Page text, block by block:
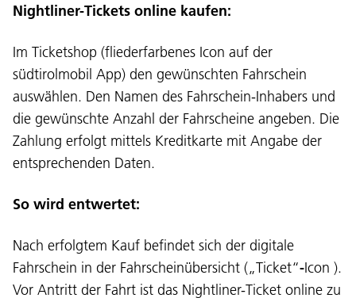
Nightliner-Tickets online kaufen:
Im Ticketshop (fliederfarbenes Icon auf der
südtirolmobil App) den gewünschten Fahrschein
auswählen. Den Namen des Fahrschein-Inhabers und
die gewünschte Anzahl der Fahrscheine angeben. Die
Zahlung erfolgt mittels Kreditkarte mit Angabe der
entsprechenden Daten.
So wird entwertet:
Nach erfolgtem Kauf befindet sich der digitale
Fahrschein in der Fahrscheinübersicht („Ticket“-Icon ).
Vor Antritt der Fahrt ist das Nightliner-Ticket online zu